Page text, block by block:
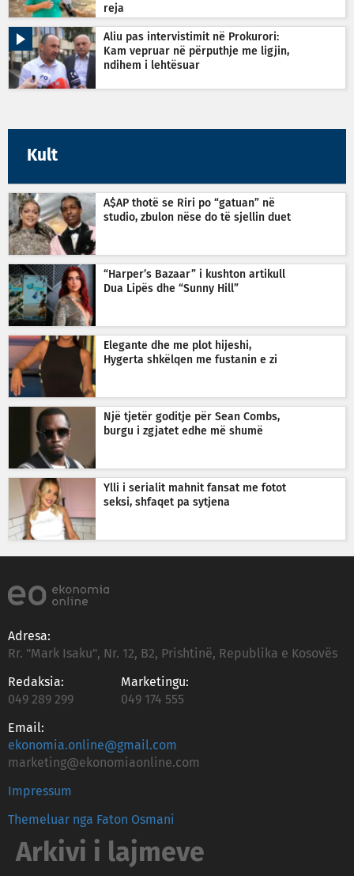
reja
Aliu pas intervistimit në Prokurori:
Kam vepruar në përputhje me ligjin,
ndihem i lehtësuar
Kult
A$AP thotë se Riri po “gatuan” në
studio, zbulon nëse do të sjellin duet
“Harper’s Bazaar” i kushton artikull
Dua Lipës dhe “Sunny Hill”
Elegante dhe me plot hijeshi,
Hygerta shkëlqen me fustanin e zi
Një tjetër goditje për Sean Combs,
burgu i zgjatet edhe më shumë
Ylli i serialit mahnit fansat me fotot
seksi, shfaqet pa sytjena
Adresa:
Rr. "Mark Isaku", Nr. 12, B2, Prishtinë, Republika e Kosovës
Redaksia:
049 289 299
Marketingu:
049 174 555
Email:
ekonomia.online@gmail.com
marketing@ekonomiaonline.com
Impressum
Themeluar nga Faton Osmani
Arkivi i lajmeve